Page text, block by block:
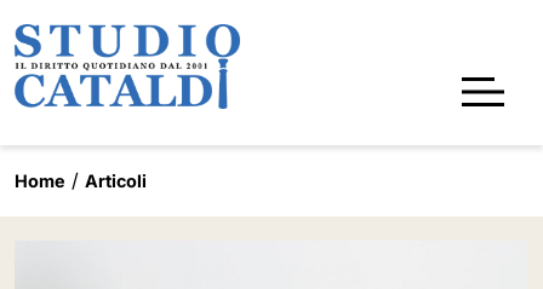
Home Articoli